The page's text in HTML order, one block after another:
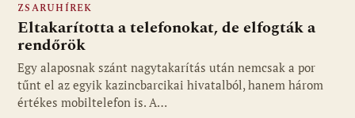
ZSARUHÍREK
Eltakarította a telefonokat, de elfogták a
rendőrök
Egy alaposnak szánt nagytakarítás után nemcsak a por
tűnt el az egyik kazincbarcikai hivatalból, hanem három
értékes mobiltelefon is. A…